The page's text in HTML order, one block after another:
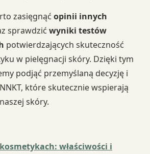
zasięgnąć opinii innych
sprawdzić wyniki testów
potwierdzających skuteczność
w pielęgnacji skóry. Dzięki tym
podjąć przemyślaną decyzję i
które skutecznie wspierają
skóry.
właściwości i